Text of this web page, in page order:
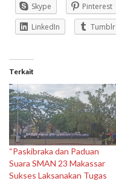
Skype Pinterest
LinkedIn
Tumblr
Terkait
“Paskibraka dan Paduan
Suara SMAN 23 Makassar
Sukses Laksanakan Tugas